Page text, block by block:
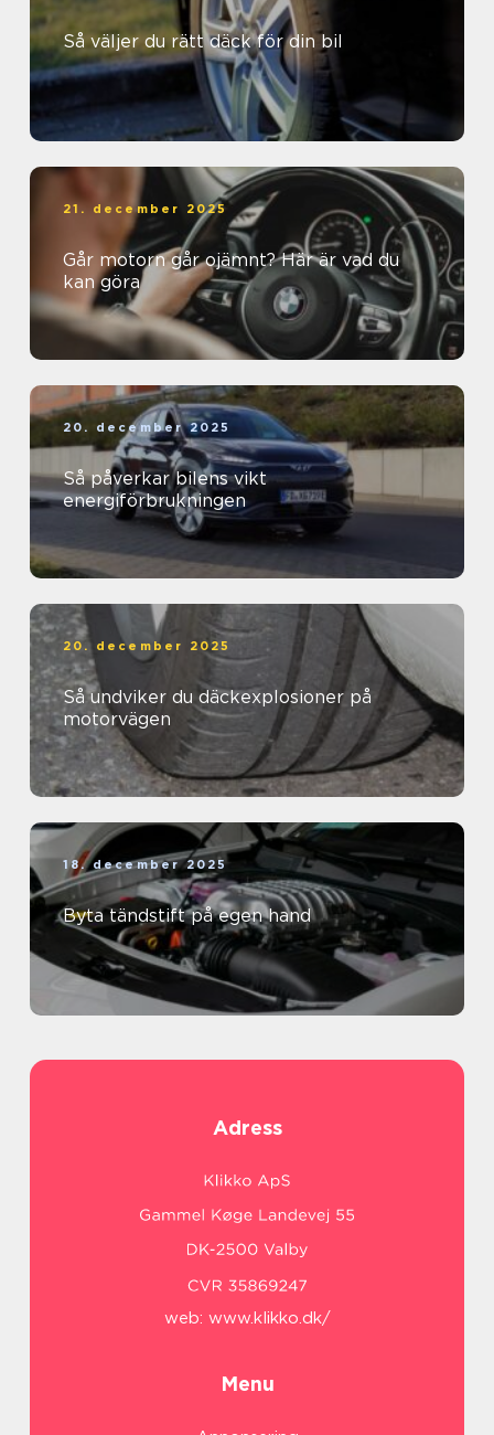
Så väljer du rätt däck för din bil
21. december 2025
Går motorn går ojämnt? Här är vad du
kan göra
20. december 2025
Så påverkar bilens vikt
energiförbrukningen
20. december 2025
Så undviker du däckexplosioner på
motorvägen
18. december 2025
Byta tändstift på egen hand
Adress
web: www.klikko.dk/
Menu